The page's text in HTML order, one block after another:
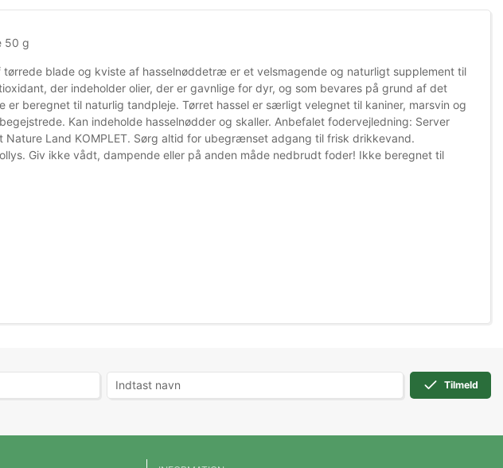
50 g
blade og kviste af hasselnøddetræ er et velsmagende og naturligt supplement til
der indeholder olier, der er gavnlige for dyr, og som bevares på grund af det
er beregnet til naturlig tandpleje. Tørret hassel er særligt velegnet til kaniner, marsvin og
Kan indeholde hasselnødder og skaller. Anbefalet fodervejledning: Server
Land KOMPLET. Sørg altid for ubegrænset adgang til frisk drikkevand.
Giv ikke vådt, dampende eller på anden måde nedbrudt foder! Ikke beregnet til
Tilmeld